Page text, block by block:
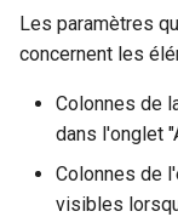
Les paramètres
concernent les
Colonnes de
dans l'onglet
Colonnes de
visibles